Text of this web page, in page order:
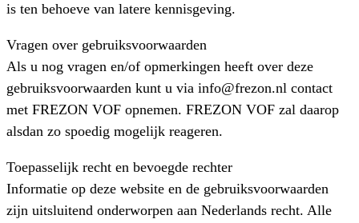
is ten behoeve van latere kennisgeving.
Vragen over gebruiksvoorwaarden
Als u nog vragen en/of opmerkingen heeft over deze
gebruiksvoorwaarden kunt u via info@frezon.nl contact
met FREZON VOF opnemen. FREZON VOF zal daarop
alsdan zo spoedig mogelijk reageren.
Toepasselijk recht en bevoegde rechter
Informatie op deze website en de gebruiksvoorwaarden
zijn uitsluitend onderworpen aan Nederlands recht. Alle